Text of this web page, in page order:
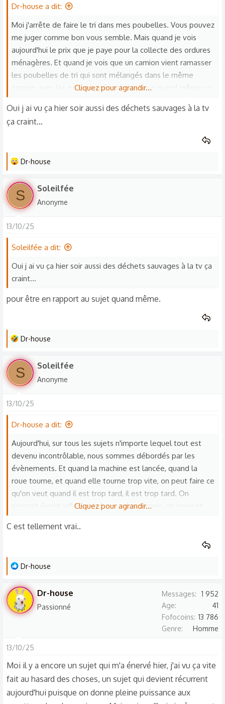
o
n
s
:
Dr-house a dit:
Moi j'arrête de faire le tri dans mes poubelles. Vous pouvez
me juger comme bon vous semble. Mais quand je vois
aujourd'hui le prix que je paye pour la collecte des ordures
ménagères. Et quand je vois que un camion vient ramasser
les poubelles de tri qui sont mélangés dans le même
camion avec les ordures ménagères. Il y a quand même un
nous pondre tous les ans, des nouvelles, normes des
nouvelles lois, mais au final quand on voit certains pays à
côté qui font ce qu'ils veulent et qui ne respectent pas les
le système du réchauffement climatique. Moi j'ai envie de
dire de toute façon, on ira tous au paradis, avec ou sans le
réchauffement climatique. Quand on voit le dégât dans les
océans quand on voit le dégât sur les plages quand on voit
les déchetteries ciel ouvert, quand on voit les déchetteries
en Afrique de tous nos appareils ménagers électroniques.
donc on peut faire des meurettes pour dire de participer.
Mais bon, y a un moment, faut arrêter de prendre les gens
pour des idiots
Cliquez pour agrandir...
Oui j ai vu ça hier soir aussi des déchets sauvages à la tv
ça craint…
L
s
r
é
c
o
n
:
Dr-house
S Soleilfée
Anonyme
13/10/25
Soleilfée a dit:
Oui j ai vu ça hier soir aussi des déchets sauvages à la tv ça
craint…
pour être en rapport au sujet quand même.
L
s
r
é
c
o
n
s
Dr-house
S Soleilfée
Anonyme
13/10/25
Dr-house a dit:
Aujourd'hui, sur tous les sujets n'importe lequel tout est
devenu incontrôlable, nous sommes débordés par les
évènements. Et quand la machine est lancée, quand la
roue tourne, et quand elle tourne trop vite, on peut faire ce
qu'on veut quand il est trop tard, il est trop tard. On
pourrait éventuellement changer les choses, on pourrait
strictes, il faut que les choses soient bien claires et précis,
et que tout le monde respecte. Il faut de la fermeté si on
nous sommes tellement nombreux, nous sommes trop de
Monde. Et nous sommes débordés par les évènements.
Cliquez pour agrandir...
C est tellement vrai..
L
s
r
é
t
o
n
s
Dr-house
Dr-house
Passionné
Messages
1 952
Age
41
Fofocoins 13 786
Genre
Homme
13/10/25
Moi il y a encore un sujet qui m'a énervé hier, j'ai vu ça vite
fait au hasard des choses, un sujet qui devient récurrent
aujourd'hui puisque on donne pleine puissance aux